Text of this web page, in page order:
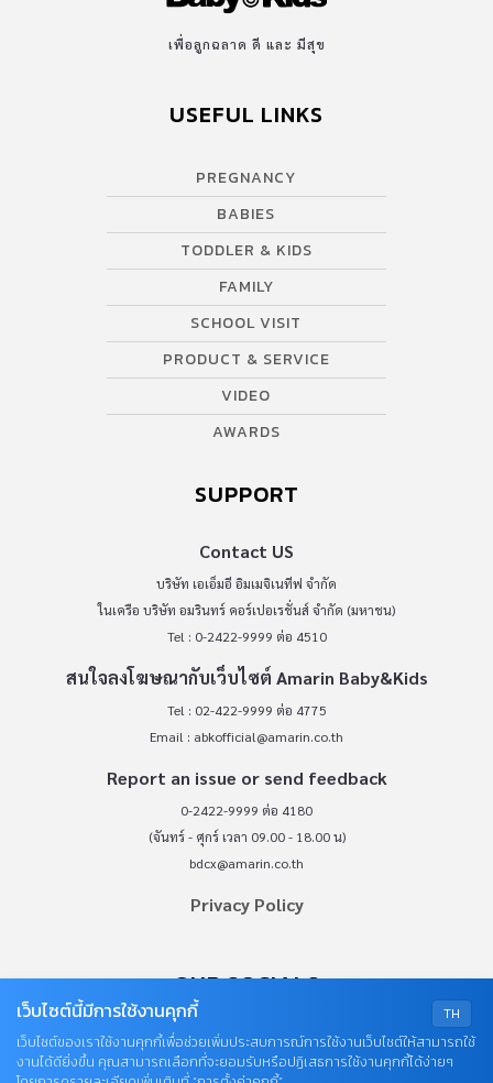
เพื่อลูกฉลาด ดี และ มีสุข
USEFUL LINKS
PREGNANCY
BABIES
TODDLER & KIDS
FAMILY
SCHOOL VISIT
PRODUCT & SERVICE
VIDEO
AWARDS
SUPPORT
Contact US
บริษัท เอเอ็มอี อิมเมจิเนทีฟ จำกัด
ในเครือ บริษัท อมรินทร์ คอร์เปอเรชั่นส์ จำกัด (มหาชน)
Tel : 0-2422-9999 ต่อ 4510
สนใจลงโฆษณากับเว็บไซต์ Amarin Baby&Kids
Tel : 02-422-9999 ต่อ 4775
Email : abkofficial@amarin.co.th
Report an issue or send feedback
0-2422-9999 ต่อ 4180
(จันทร์ - ศุกร์ เวลา 09.00 - 18.00 น)
bdcx@amarin.co.th
Privacy Policy
OUR SOCIALS
TH
เว็บไซต์นี้มีการใช้งานคุกกี้
เว็บไซต์ของเราใช้งานคุกกี้เพื่อช่วยเพิ่มประสบการณ์การใช้งานเว็บไซต์ให้สามารถใช้
งานได้ดียิ่งขึ้น คุณสามารถเลือกที่จะยอมรับหรือปฏิเสธการใช้งานคุกกี้ได้ง่ายๆ